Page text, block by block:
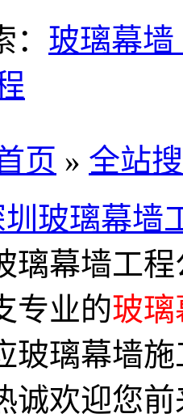
玻璃幕墙
页 » 全站
玻璃幕墙
璃幕墙工
专业的玻
玻璃幕墙
诚欢迎您